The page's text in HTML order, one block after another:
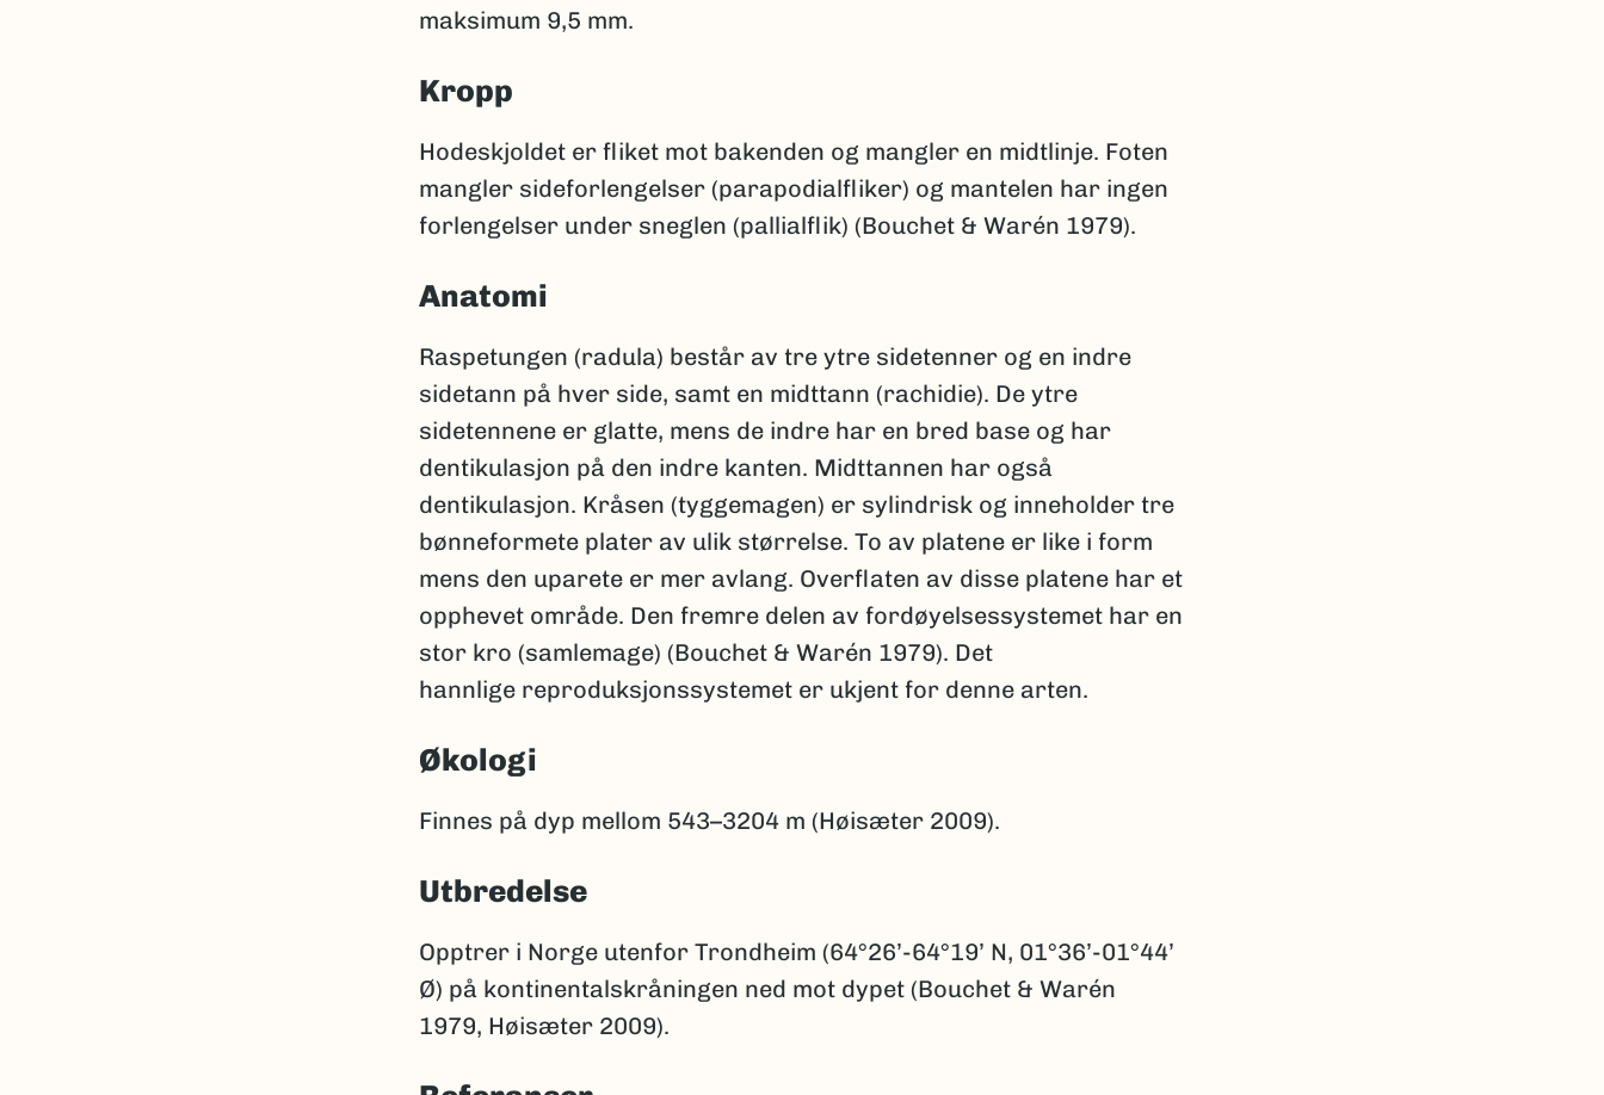
maksimum 9,5 mm.
Kropp
Hodeskjoldet er fliket mot bakenden og mangler en midtlinje. Foten
mangler sideforlengelser (parapodialfliker) og mantelen har ingen
forlengelser under sneglen (pallialflik) (Bouchet & Warén 1979).
Anatomi
Raspetungen (radula) består av tre ytre sidetenner og en indre
sidetann på hver side, samt en midttann (rachidie). De ytre
sidetennene er glatte, mens de indre har en bred base og har
dentikulasjon på den indre kanten. Midttannen har også
dentikulasjon. Kråsen (tyggemagen) er sylindrisk og inneholder tre
bønneformete plater av ulik størrelse. To av platene er like i form
mens den uparete er mer avlang. Overflaten av disse platene har et
opphevet område. Den fremre delen av fordøyelsessystemet har en
stor kro (samlemage) (Bouchet & Warén 1979). Det
hannlige reproduksjonssystemet er ukjent for denne arten.
Økologi
Finnes på dyp mellom 543–3204 m (Høisæter 2009).
Utbredelse
Opptrer i Norge utenfor Trondheim (64°26’-64°19’ N, 01°36’-01°44’
Ø) på kontinentalskråningen ned mot dypet (Bouchet & Warén
1979, Høisæter 2009).